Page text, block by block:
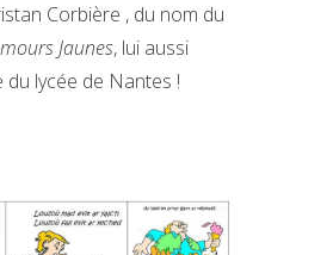
Corbière , du nom du
Jaunes, lui aussi
du lycée de Nantes !